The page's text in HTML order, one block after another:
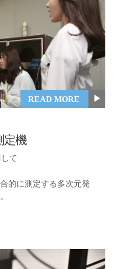
READ MORE ▶
定機
て
的に測定する多次元発